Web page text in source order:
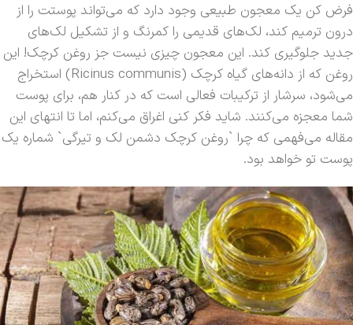
فرض کن یک معجون طبیعی وجود دارد که می‌تواند پوستت را از
درون ترمیم کند، لک‌های قدیمی را کمرنگ و از تشکیل لک‌های
جدید جلوگیری کند. این معجون چیزی نیست جز روغن کرچک! این
روغن که از دانه‌های گیاه کرچک (Ricinus communis) استخراج
می‌شود، سرشار از ترکیبات فعالی است که در کنار هم، برای پوست
شما معجزه می‌کنند. شاید فکر کنی اغراق می‌کنم، اما تا انتهای این
مقاله می‌فهمی که چرا `روغن کرچک دشمن لک و تیرگی` شماره یک
پوست تو خواهد بود.